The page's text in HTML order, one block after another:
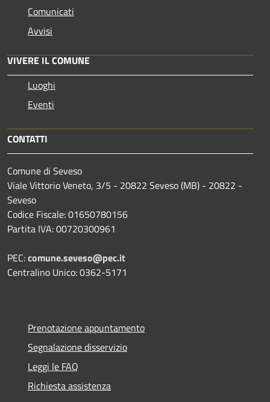
Comunicati
Avvisi
VIVERE IL COMUNE
Luoghi
Eventi
CONTATTI
Comune di Seveso
Viale Vittorio Veneto, 3/5 - 20822 Seveso (MB) - 20822 -
Seveso
Codice Fiscale: 01650780156
Partita IVA: 00720300961
PEC:comune.seveso@pec.it
Centralino Unico: 0362-5171
Prenotazione appuntamento
Segnalazione disservizio
Leggi le FAQ
Richiesta assistenza